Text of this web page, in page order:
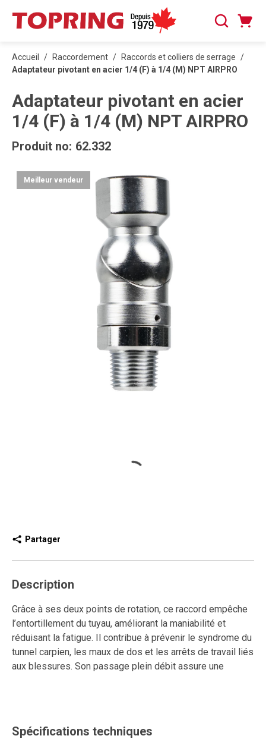
PASSER AU CONTENU PRINCIPAL
Recherche
Accueil / Raccordement / Raccords et colliers de serrage /
Adaptateur pivotant en acier 1/4 (F) à 1/4 (M) NPT AIRPRO
Adaptateur pivotant en acier
1/4 (F) à 1/4 (M) NPT AIRPRO
Produit no: 62.332
Meilleur vendeur
Partager
Description
Grâce à ses deux points de rotation, ce raccord empêche
l’entortillement du tuyau, améliorant la maniabilité et
réduisant la fatigue. Il contribue à prévenir le syndrome du
tunnel carpien, les maux de dos et les arrêts de travail liés
aux blessures. Son passage plein débit assure une
Spécifications techniques